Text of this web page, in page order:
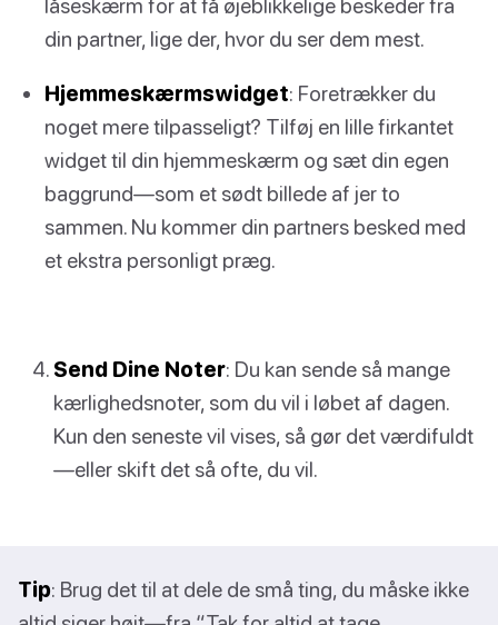
låseskærm for at få øjeblikkelige beskeder fra
din partner, lige der, hvor du ser dem mest.
Hjemmeskærmswidget: Foretrækker du
noget mere tilpasseligt? Tilføj en lille firkantet
widget til din hjemmeskærm og sæt din egen
baggrund—som et sødt billede af jer to
sammen. Nu kommer din partners besked med
et ekstra personligt præg.
Send Dine Noter: Du kan sende så mange
kærlighedsnoter, som du vil i løbet af dagen.
Kun den seneste vil vises, så gør det værdifuldt
—eller skift det så ofte, du vil.
Tip: Brug det til at dele de små ting, du måske ikke